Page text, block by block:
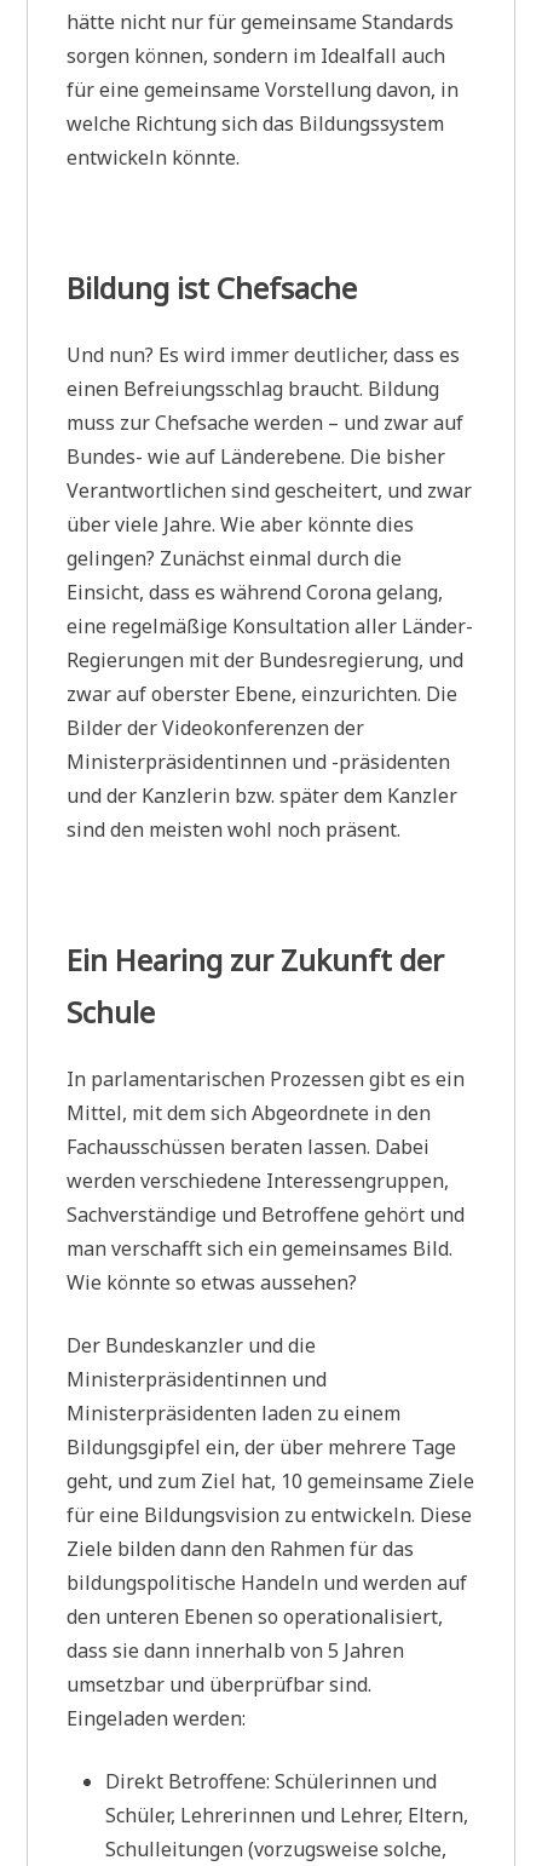
hätte nicht nur für gemeinsame Standards
sorgen können, sondern im Idealfall auch
für eine gemeinsame Vorstellung davon, in
welche Richtung sich das Bildungssystem
entwickeln könnte.
Bildung ist Chefsache
Und nun? Es wird immer deutlicher, dass es
einen Befreiungsschlag braucht. Bildung
muss zur Chefsache werden – und zwar auf
Bundes- wie auf Länderebene. Die bisher
Verantwortlichen sind gescheitert, und zwar
über viele Jahre. Wie aber könnte dies
gelingen? Zunächst einmal durch die
Einsicht, dass es während Corona gelang,
eine regelmäßige Konsultation aller Länder-
Regierungen mit der Bundesregierung, und
zwar auf oberster Ebene, einzurichten. Die
Bilder der Videokonferenzen der
Ministerpräsidentinnen und -präsidenten
und der Kanzlerin bzw. später dem Kanzler
sind den meisten wohl noch präsent.
Ein Hearing zur Zukunft der
Schule
In parlamentarischen Prozessen gibt es ein
Mittel, mit dem sich Abgeordnete in den
Fachausschüssen beraten lassen. Dabei
werden verschiedene Interessengruppen,
Sachverständige und Betroffene gehört und
man verschafft sich ein gemeinsames Bild.
Wie könnte so etwas aussehen?
Der Bundeskanzler und die
Ministerpräsidentinnen und
Ministerpräsidenten laden zu einem
Bildungsgipfel ein, der über mehrere Tage
geht, und zum Ziel hat, 10 gemeinsame Ziele
für eine Bildungsvision zu entwickeln. Diese
Ziele bilden dann den Rahmen für das
bildungspolitische Handeln und werden auf
den unteren Ebenen so operationalisiert,
dass sie dann innerhalb von 5 Jahren
umsetzbar und überprüfbar sind.
Eingeladen werden:
Direkt Betroffene: Schülerinnen und
Schüler, Lehrerinnen und Lehrer, Eltern,
Schulleitungen (vorzugsweise solche,